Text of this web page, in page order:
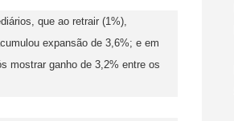
que ao retrair (1%),
expansão de 3,6%; e em
mostrar ganho de 3,2% entre os